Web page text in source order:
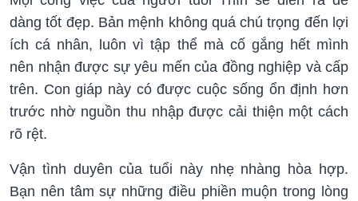
dàng tốt đẹp. Bản mệnh không quá chú trọng đến lợi
ích cá nhân, luôn vì tập thể mà cố gắng hết mình
nên nhận được sự yêu mến của đồng nghiệp và cấp
trên. Con giáp này có được cuộc sống ổn định hơn
trước nhờ nguồn thu nhập được cải thiện một cách
rõ rệt.
Vận tình duyên của tuổi này nhẹ nhàng hòa hợp.
Bạn nên tâm sự những điều phiền muộn trong lòng